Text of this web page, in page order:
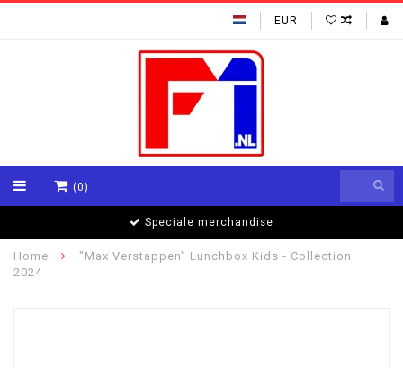
EUR
(0)
Formule 1 specialisten
Home
"Max Verstappen" Lunchbox Kids - Collection
2024